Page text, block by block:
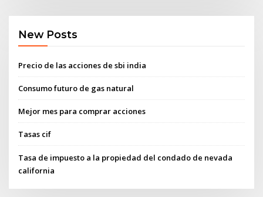
New Posts
Precio de las acciones de sbi india
Consumo futuro de gas natural
Mejor mes para comprar acciones
Tasas cif
Tasa de impuesto a la propiedad del condado de nevada
california